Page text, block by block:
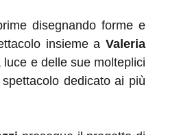
disegnando forme e
insieme aValeria
e delle sue molteplici
dedicato ai più